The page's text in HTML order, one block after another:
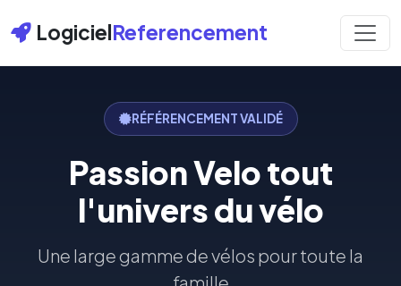
LogicielReferencement
RÉFÉRENCEMENT VALIDÉ
Passion Velo tout
l'univers du vélo
Une large gamme de vélos pour toute la